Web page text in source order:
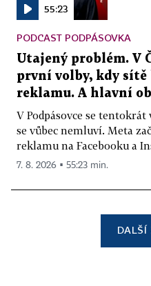
55:23
PODCAST PODPÁSOVKA
Utajený problém. V
první volby, kdy
reklamu. A hlavní
V Podpásovce se
se vůbec nemluví. Meta
reklamu na Facebooku a
7. 8. 2026 ▪ 55:23 min.
DALŠÍ